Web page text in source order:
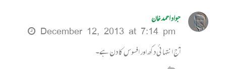
جواد احمد خان
December 12, 2013 at 7:14 pm
آج انتہائی دکھ اور افسوس کا دن ہے۔